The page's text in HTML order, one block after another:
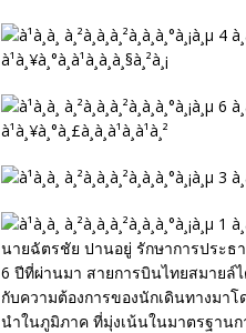
นายฉัตรชัย ปานอยู่ รักษาการประธ
6 ปีที่ผ่านมา สายการบินไทยสมายล์
กับความต้องการของนักเดินทางมา
นำในภูมิภาค ที่มุ่งเน้นในมาตรฐานก